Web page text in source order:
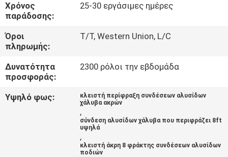
ΕΙΔΉΣΕΙΣ
ΈΝΑ
ΑΠΌΣΠΑΣΜΑ
Χρόνος
παράδοσης:
25-30 εργάσιμες ημέρες
Όροι
πληρωμής:
T/T, Western Union, L/C
Δυνατότητα
προσφοράς:
2300 ρόλοι την εβδομάδα
Υψηλό φως:
κλειστή περίφραξη συνδέσεων αλυσίδων
χάλυβα ακρών
,
σύνδεση αλυσίδων χάλυβα που περιφράζει 8ft
υψηλά
,
κλειστή άκρη 8 φράκτης συνδέσεων αλυσίδων
ποδιών